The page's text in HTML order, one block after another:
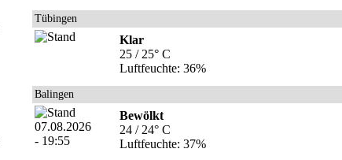
Tübingen
Klar
25 / 25° C
Luftfeuchte: 36%
Balingen
Bewölkt
24 / 24° C
Luftfeuchte: 37%